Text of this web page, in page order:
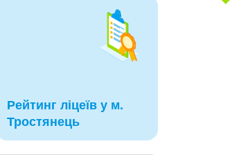
Рейтинг ліцеїв у м.
Тростянець